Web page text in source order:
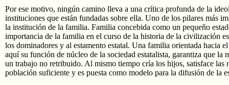
Por ese motivo, ningún camino lleva a una crítica profunda de la
instituciones que están fundadas sobre ella. Uno de los pilares más
la institución de la familia. Familia concebida como un pequeño
importancia de la familia en el curso de la historia de la civilización
los dominadores y al estamento estatal. Una familia orientada hacia
aquí su función de núcleo de la sociedad estatalista, garantiza que la
un trabajo no retribuido. Al mismo tiempo cría los hijos, satisface las
población suficiente y es puesta como modelo para la difusión de la